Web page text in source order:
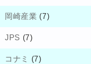
岡崎産業 (7)
JPS (7)
コナミ (7)